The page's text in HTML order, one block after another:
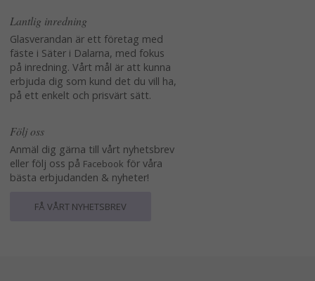
Lantlig inredning
Glasverandan är ett företag med
fäste i Säter i Dalarna, med fokus
på inredning. Vårt mål är att kunna
erbjuda dig som kund det du vill ha,
på ett enkelt och prisvärt sätt.
Följ oss
Anmäl dig gärna till vårt nyhetsbrev
eller följ oss på Facebook för våra
bästa erbjudanden & nyheter!
FÅ VÅRT NYHETSBREV